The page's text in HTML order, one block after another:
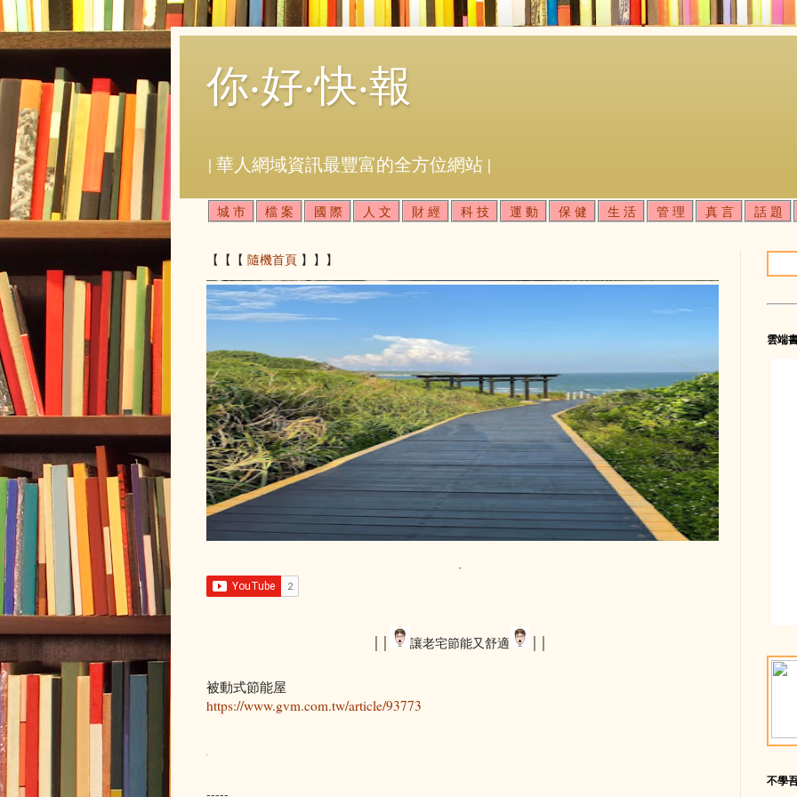
你‧好‧快‧報
| 華人網域資訊最豐富的全方位網站 |
城 市 檔 案 國 際 人 文 財 經 科 技 運 動 保 健 生 活 管 理 真 言 話 題
【【【 隨機首頁 】】】
讓老宅節能又舒適
被動式節能屋
https://www.gvm.com.tw/article/93773
-----
雲端
不學